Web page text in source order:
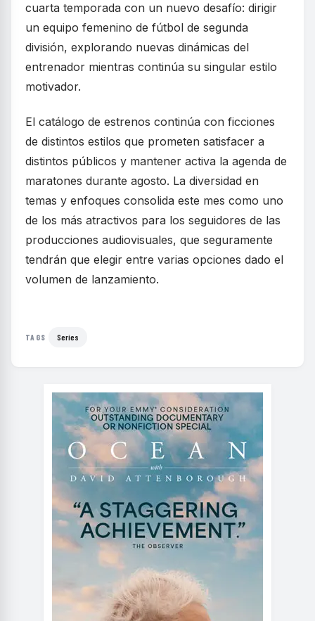
cuarta temporada con un nuevo desafío: dirigir
un equipo femenino de fútbol de segunda
división, explorando nuevas dinámicas del
entrenador mientras continúa su singular estilo
motivador.
El catálogo de estrenos continúa con ficciones
de distintos estilos que prometen satisfacer a
distintos públicos y mantener activa la agenda de
maratones durante agosto. La diversidad en
temas y enfoques consolida este mes como uno
de los más atractivos para los seguidores de las
producciones audiovisuales, que seguramente
tendrán que elegir entre varias opciones dado el
volumen de lanzamiento.
TAGS Series